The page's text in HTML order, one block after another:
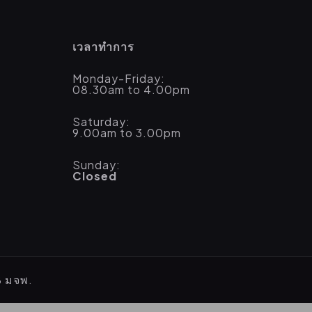
เวลาทำการ
Monday-Friday:
08.30am to 4.00pm
Saturday:
9.00am to 3.00pm
Sunday:
Closed
มจพ.